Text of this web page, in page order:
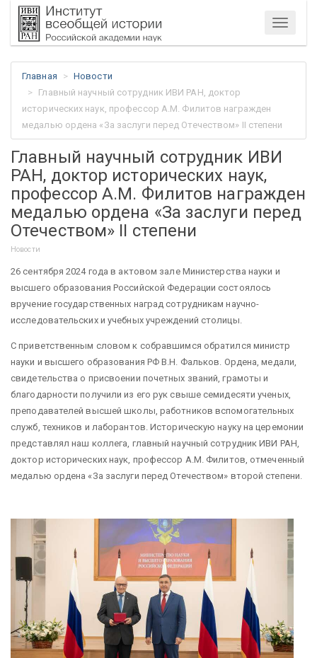
Меню
Главная
Новости
Главный научный сотрудник ИВИ РАН, доктор
исторических наук, профессор А.М. Филитов награжден
медалью ордена «За заслуги перед Отечеством» II степени
Главный научный сотрудник ИВИ
РАН, доктор исторических наук,
профессор А.М. Филитов награжден
медалью ордена «За заслуги перед
Отечеством» II степени
Новости
26 сентября 2024 года в актовом зале Министерства науки и
высшего образования Российской Федерации состоялось
вручение государственных наград сотрудникам научно-
исследовательских и учебных учреждений столицы.
С приветственным словом к собравшимся обратился министр
науки и высшего образования РФ В.Н. Фальков. Ордена, медали,
свидетельства о присвоении почетных званий, грамоты и
благодарности получили из его рук свыше семидесяти ученых,
преподавателей высшей школы, работников вспомогательных
служб, техников и лаборантов. Историческую науку на церемонии
представлял наш коллега, главный научный сотрудник ИВИ РАН,
доктор исторических наук, профессор А.М. Филитов, отмеченный
медалью ордена «За заслуги перед Отечеством» второй степени.